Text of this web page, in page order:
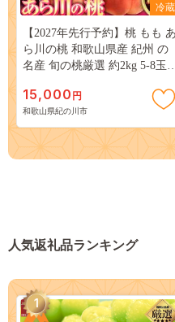
冷蔵
【2027年先行予約】桃 もも あ
ら川の桃 和歌山県産 紀州 の
名産 旬の桃厳選 約2kg 5-8玉
出荷》 果物 フルーツ お取り
寄せ 和歌山 予約 あかつき 紀
の川 あらかわ 白鳳 日川白鳳
八旗白鳳 清水白桃 川中島白
つきあかり---
15,000 円
和歌山県紀の川市
人気返礼品ランキング
1